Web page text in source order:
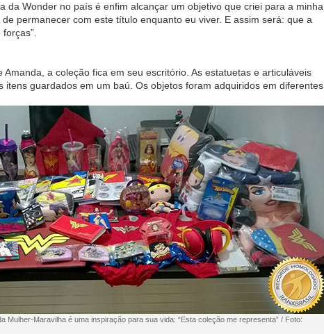
da Wonder no país é enfim alcançar um objetivo que criei para a minha
permanecer com este título enquanto eu viver. E assim será: que a
Amanda, a coleção fica em seu escritório. As estatuetas e articuláveis
itens guardados em um baú. Os objetos foram adquiridos em diferentes
Mulher-Maravilha é uma inspiração para sua vida: “Esta coleção me representa” / Foto: